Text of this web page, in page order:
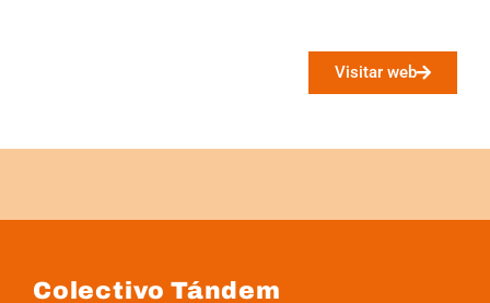
Visitar web
Colectivo Tándem